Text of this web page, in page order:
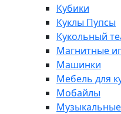
Кубики
Куклы Пупсы
Кукольный
Магнитные
Машинки
Мебель для
Мобайлы